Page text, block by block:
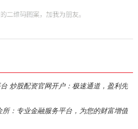
炒股配资官网开户：极速通道，盈利先
：专业金融服务平台，为您的财富增值